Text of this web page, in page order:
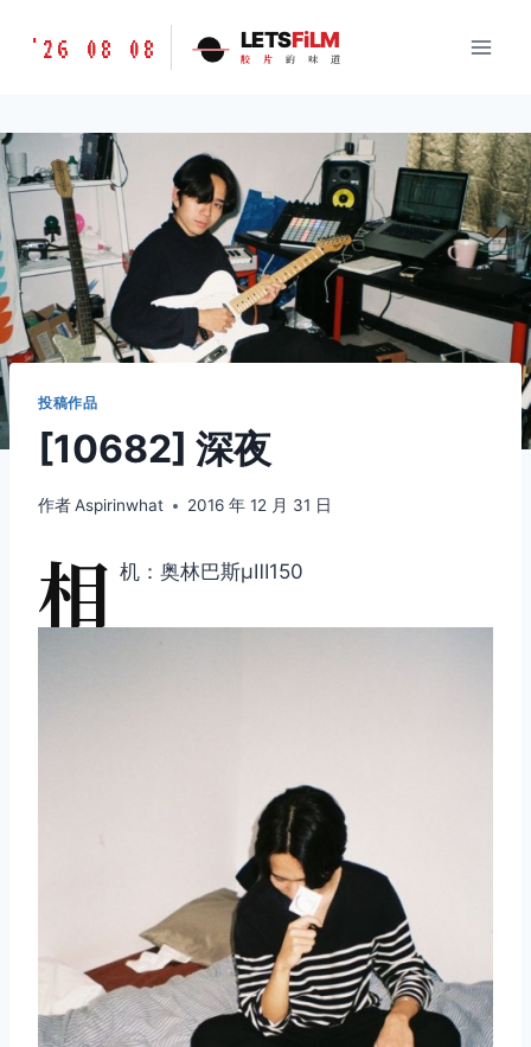
胶
味
道
LETSFILM
'26 08 08 LETSFiLM
胶 片 的 味 道
投稿作品
[10682] 深夜
作者Aspirinwhat 2016 年 12 月 31 日
相 机：奥林巴斯μⅢ150